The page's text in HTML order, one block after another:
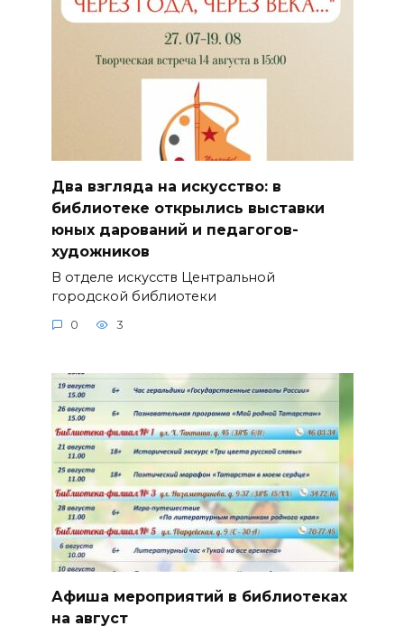
Два взгляда на искусство: в
библиотеке открылись выставки
юных дарований и педагогов-
художников
В отделе искусств Центральной
городской библиотеки
0 3
Афиша мероприятий в библиотеках
на август